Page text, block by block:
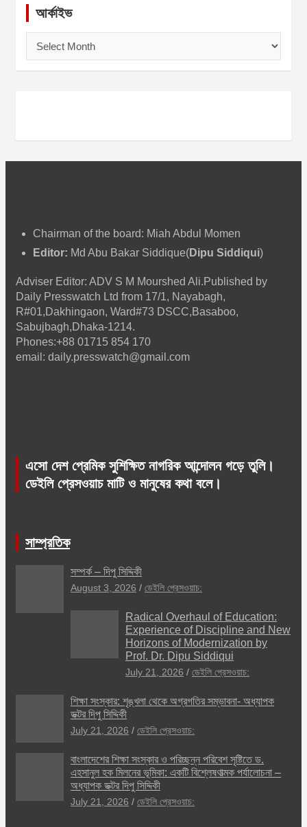
আর্কাইভ
ই
Chairman of the board: Miah Abdul Momen
Editor: Md Abu Bakar Siddique(Dipu Siddiqui)
Adviser Editor: ADV S M Mourshed Ali.Published by
Daily Presswatch Ltd from 17/1, Nayabagh,
R#01,Dakhingaon, Ward#73 DSCC,Basaboo,
Sabujbagh,Dhaka-1214.
Phones:+88 01715 854 170
email: daily.presswatch@gmail.com
এসো দেশ প্রেমিক সুশিক্ষিত নাগরিক আন্দোলন গড়ে তুলি।
ডেইলি প্রেসওয়াচ মাটি ও মানুষের কথা বলে।
সাম্প্রতিক
সম্পর্ক – দিপু সিদ্দিকী
August 3, 2026 ডেইলি প্রেসওয়াচ:
Radical Overhaul of Education:
Experience of Discipline and New
Horizons of Modernization by
Prof. Dr. Dipu Siddiqui
July 21, 2026 ডেইলি প্রেসওয়াচ:
শিক্ষা সংস্কার: শৃঙ্খলা থেকে অগ্রগতির সম্ভাবনা- অধ্যাপক
ডক্টর দিপু সিদ্দিকী
July 21, 2026 ডেইলি প্রেসওয়াচ:
বাংলাদেশের শিক্ষা সংস্কার ও পরিচ্ছন্ন পরিবেশ সৃষ্টিতে ড.
এহসানুল হক মিলনের ভূমিকা: একটি বিশ্লেষণাত্মক পর্যালোচনা –
অধ্যাপক ডক্টর দিপু সিদ্দিকী
July 21, 2026 ডেইলি প্রেসওয়াচ: